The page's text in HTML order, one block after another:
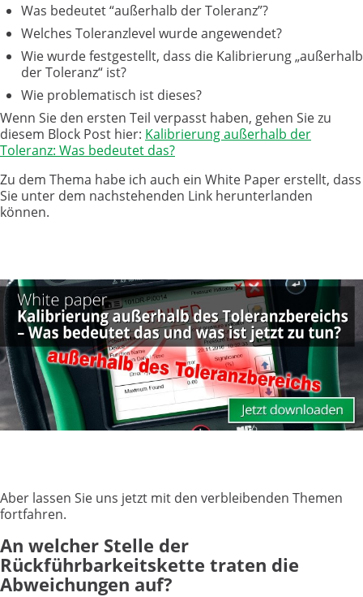
Was bedeutet “außerhalb der Toleranz”?
Welches Toleranzlevel wurde angewendet?
Wie wurde festgestellt, dass die Kalibrierung „außerhalb
der Toleranz“ ist?
Wie problematisch ist dieses?
Wenn Sie den ersten Teil verpasst haben, gehen Sie zu
diesem Block Post hier: Kalibrierung außerhalb der
Toleranz: Was bedeutet das?
Zu dem Thema habe ich auch ein White Paper erstellt, dass
Sie unter dem nachstehenden Link herunterlanden
können.
Aber lassen Sie uns jetzt mit den verbleibenden Themen
fortfahren.
An welcher Stelle der
Rückführbarkeitskette traten die
Abweichungen auf?